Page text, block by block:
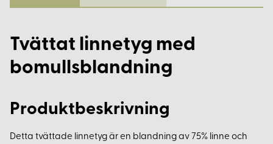
Tvättat linnetyg med
bomullsblandning
Produktbeskrivning
Detta tvättade linnetyg är en blandning av 75% linne och